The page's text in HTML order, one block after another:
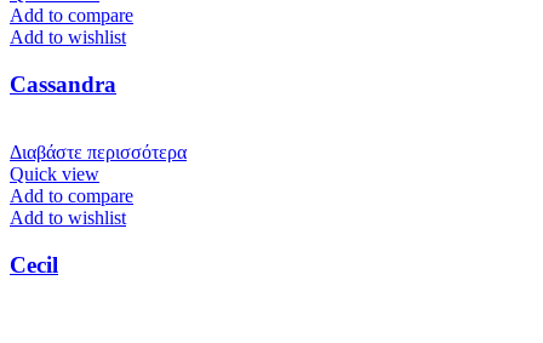
Add to compare
Add to wishlist
Cassandra
Διαβάστε περισσότερα
Quick view
Add to compare
Add to wishlist
Cecil